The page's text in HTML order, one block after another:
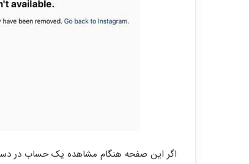
اگر این صفحه هنگام مشاهده یک حساب در